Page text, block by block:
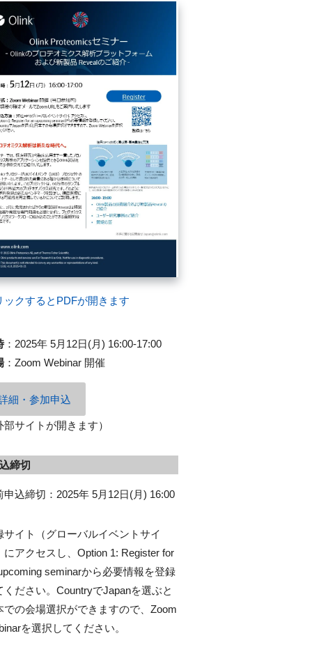
ックするとPDFが開きます
： 2025年 5月12日(月) 16:00-17:00
： Zoom Webinar 開催
細・参加申込
部サイトが開きます）
締切
申込締切：2025年 5月12日(月) 16:00
サイト（グローバルイベントサイ
にアクセスし、Option 1: Register for
seminarから必要情報を登録
ください。CountryでJapanを選ぶと
での会場選択ができますので、Zoom
を選択してください。